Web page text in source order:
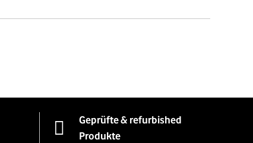
Geprüfte & refurbished
Produkte